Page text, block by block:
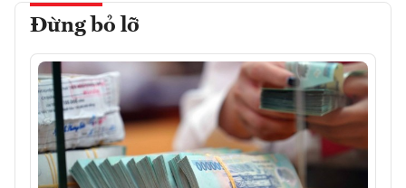
Đừng bỏ lỡ